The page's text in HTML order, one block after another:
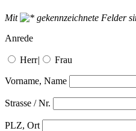
Mit
gekennzeichnete Felder
Anrede
Herr| Frau
Vorname, Name
Strasse / Nr.
PLZ, Ort